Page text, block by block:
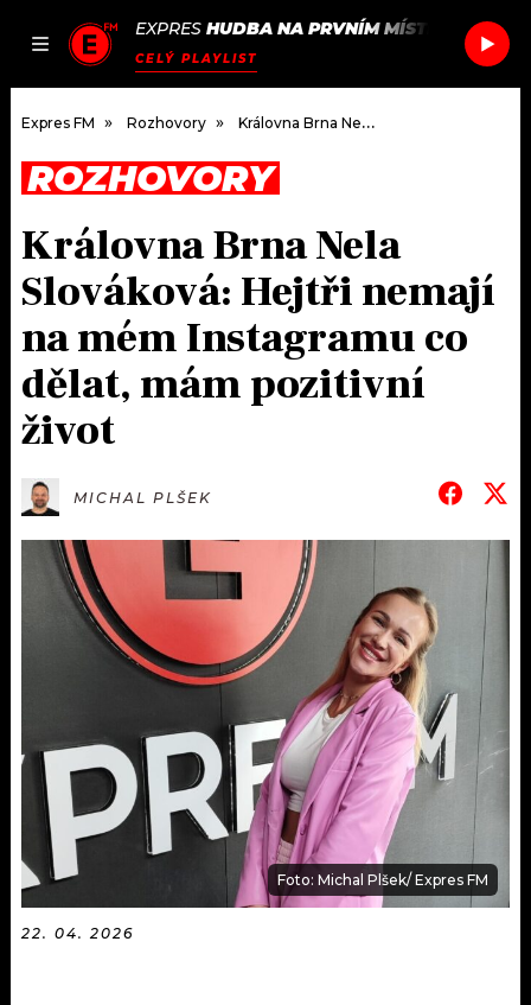
JAK
SEZNAM.CZ
EXPRES HUDBA NA PRVNÍM MÍSTĚ
CELÝ PLAYLIST
DOMŮ
ČLÁNKY
AKTUÁLNĚ
HUDBA
ROZHOVORY
#NEBUDUDOMA
KALENDÁŘ
KVÍZY
KULTURA
MIX
OSTATNÍ
PODCASTY
JAK NALADIT
RÁDIO
APLIKACE
PROGRAM
PLAYLIST
JAK NALADIT
SOUTĚŽE
Expres FM Rozhovory Královna Brna Nela Slováková: Hejtři nemají na mém Instagramu co dělat, mám pozitivní život
ROZHOVORY
Královna Brna Nela
Slováková: Hejtři nemají
na mém Instagramu co
dělat, mám pozitivní
život
MICHAL PLŠEK
Foto: Michal Plšek/ Expres FM
22. 04. 2026